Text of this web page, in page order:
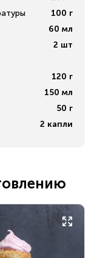
100 г
60 мл
2 шт
120 г
150 мл
50 г
2 капли